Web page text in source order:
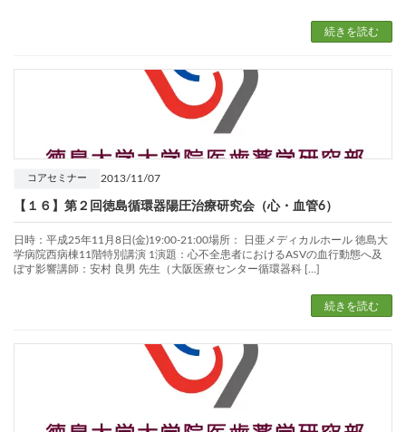
続きを読む
2013/11/07
コアセミナー
【１６】第２回徳島循環器陽圧治療研究会（心・血管6）
日時：平成25年11月8日(金)19:00-21:00場所： 日亜メディカルホール 徳島大
学病院西病棟11階特別講演 1演題：心不全患者におけるASVの血行動態へ及
ぼす影響講師：安村 良男 先生（大阪医療センター循環器科 […]
続きを読む